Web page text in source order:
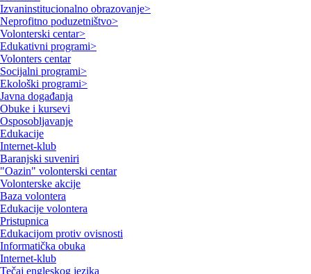
Izvaninstitucionalno obrazovanje>
Neprofitno poduzetništvo>
Volonterski centar>
Edukativni programi>
Volonters centar
Socijalni programi>
Ekološki programi>
Javna događanja
Obuke i kursevi
Osposobljavanje
Edukacije
Internet-klub
Baranjski suveniri
"Oazin" volonterski centar
Volonterske akcije
Baza volontera
Edukacije volontera
Pristupnica
Edukacijom protiv ovisnosti
Informatička obuka
Internet-klub
Tečaj engleskog jezika